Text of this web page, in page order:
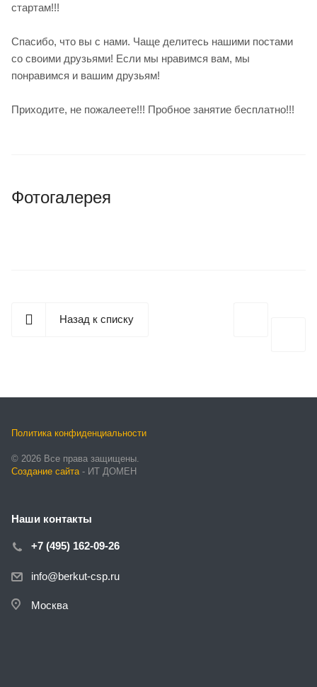
стартам!!!
Спасибо, что вы с нами. Чаще делитесь нашими постами
со своими друзьями! Если мы нравимся вам, мы
понравимся и вашим друзьям!
Приходите, не пожалеете!!! Пробное занятие бесплатно!!!
Фотогалерея
Назад к списку
Политика конфиденциальности
© 2026 Все права защищены.
Создание сайта - ИТ ДОМЕН
Наши контакты
+7 (495) 162-09-26
info@berkut-csp.ru
Москва